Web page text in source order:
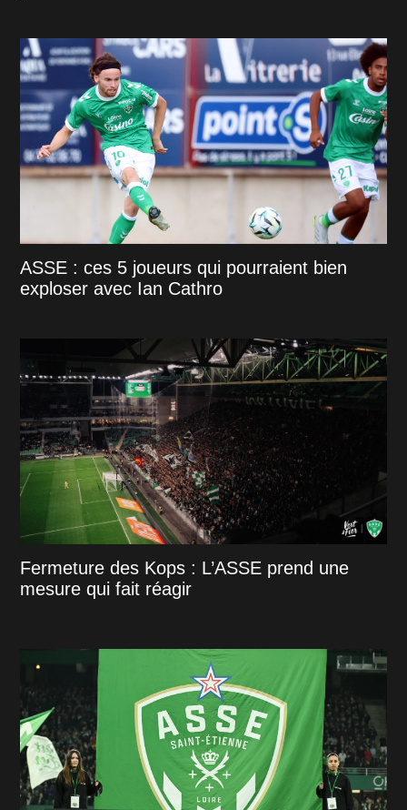
ASSE : ces 5 joueurs qui pourraient bien
exploser avec Ian Cathro
Fermeture des Kops : L’ASSE prend une
mesure qui fait réagir